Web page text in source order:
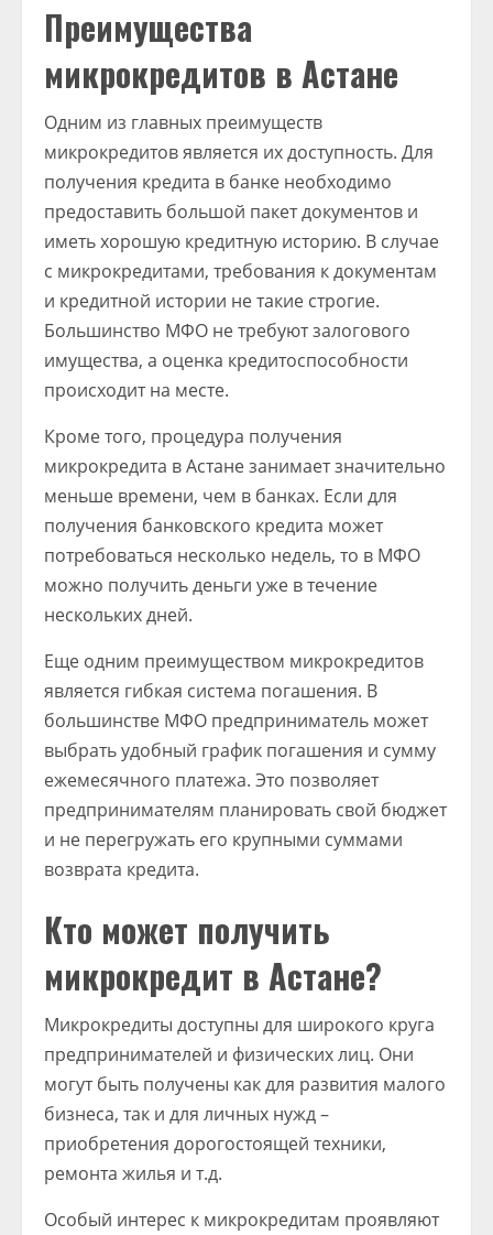
Преимущества
микрокредитов в Астане
Одним из главных преимуществ
микрокредитов является их доступность. Для
получения кредита в банке необходимо
предоставить большой пакет документов и
иметь хорошую кредитную историю. В случае
с микрокредитами, требования к документам
и кредитной истории не такие строгие.
Большинство МФО не требуют залогового
имущества, а оценка кредитоспособности
происходит на месте.
Кроме того, процедура получения
микрокредита в Астане занимает значительно
меньше времени, чем в банках. Если для
получения банковского кредита может
потребоваться несколько недель, то в МФО
можно получить деньги уже в течение
нескольких дней.
Еще одним преимуществом микрокредитов
является гибкая система погашения. В
большинстве МФО предприниматель может
выбрать удобный график погашения и сумму
ежемесячного платежа. Это позволяет
предпринимателям планировать свой бюджет
и не перегружать его крупными суммами
возврата кредита.
Кто может получить
микрокредит в Астане?
Микрокредиты доступны для широкого круга
предпринимателей и физических лиц. Они
могут быть получены как для развития малого
бизнеса, так и для личных нужд –
приобретения дорогостоящей техники,
ремонта жилья и т.д.
Особый интерес к микрокредитам проявляют